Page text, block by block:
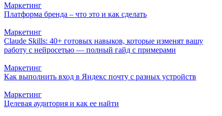
Маркетинг
Платформа бренда – что это и как сделать
Маркетинг
Claude Skills: 40+ готовых навыков, которые изменят вашу
работу с нейросетью — полный гайд с примерами
Маркетинг
Как выполнить вход в Яндекс почту с разных устройств
Маркетинг
Целевая аудитория и как ее найти